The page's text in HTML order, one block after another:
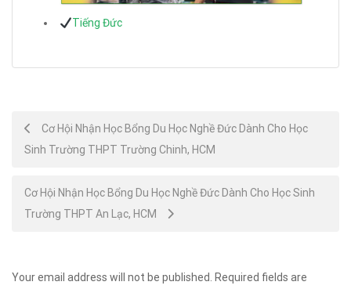
Tiếng Đức
Post
navigation
Cơ Hội Nhận Học Bổng Du Học Nghề Đức Dành Cho Học
Sinh Trường THPT Trường Chinh, HCM
Cơ Hội Nhận Học Bổng Du Học Nghề Đức Dành Cho Học Sinh
Trường THPT An Lạc, HCM
Your email address will not be published. Required fields are